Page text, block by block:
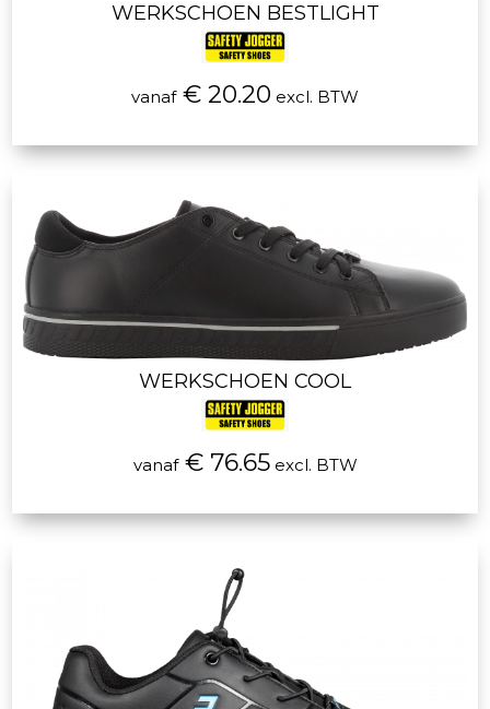
WERKSCHOEN BESTLIGHT
vanaf€ 20.20 excl. BTW
WERKSCHOEN COOL
vanaf€ 76.65excl. BTW